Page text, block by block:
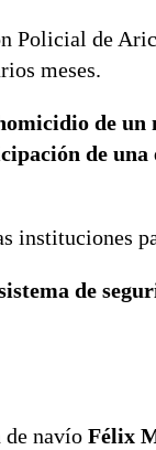
Policial de
meses.
de
de
instituciones
de
de navío Félix